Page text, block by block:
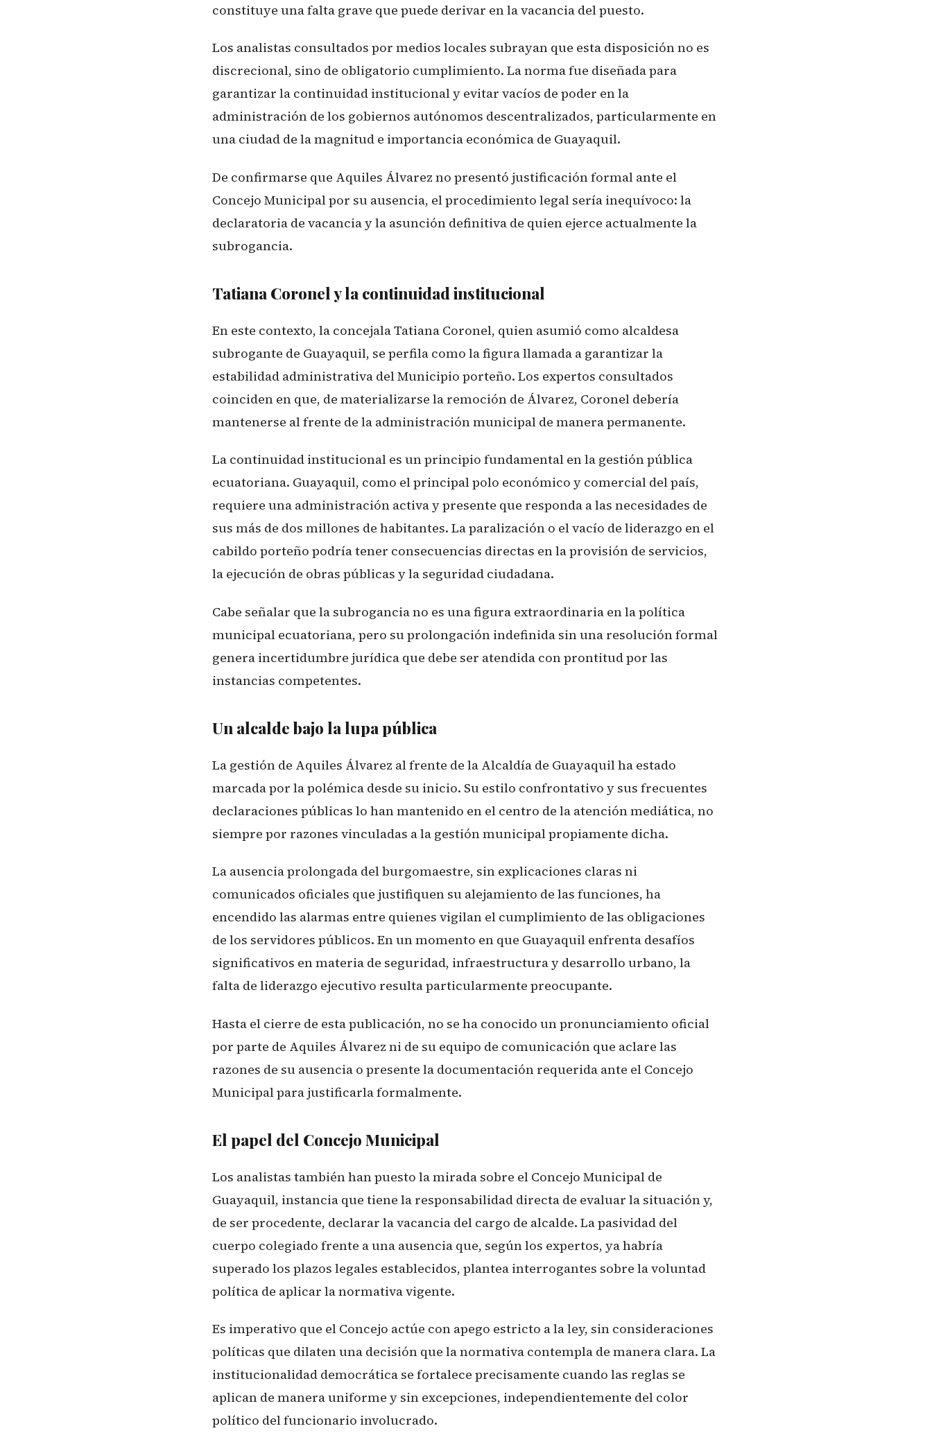
constituye una falta grave que puede derivar en la vacancia del puesto.
Los analistas consultados por medios locales subrayan que esta disposición no es
discrecional, sino de obligatorio cumplimiento. La norma fue diseñada para
garantizar la continuidad institucional y evitar vacíos de poder en la
administración de los gobiernos autónomos descentralizados, particularmente en
una ciudad de la magnitud e importancia económica de Guayaquil.
De confirmarse que Aquiles Álvarez no presentó justificación formal ante el
Concejo Municipal por su ausencia, el procedimiento legal sería inequívoco: la
declaratoria de vacancia y la asunción definitiva de quien ejerce actualmente la
subrogancia.
Tatiana Coronel y la continuidad institucional
En este contexto, la concejala Tatiana Coronel, quien asumió como alcaldesa
subrogante de Guayaquil, se perfila como la figura llamada a garantizar la
estabilidad administrativa del Municipio porteño. Los expertos consultados
coinciden en que, de materializarse la remoción de Álvarez, Coronel debería
mantenerse al frente de la administración municipal de manera permanente.
La continuidad institucional es un principio fundamental en la gestión pública
ecuatoriana. Guayaquil, como el principal polo económico y comercial del país,
requiere una administración activa y presente que responda a las necesidades de
sus más de dos millones de habitantes. La paralización o el vacío de liderazgo en el
cabildo porteño podría tener consecuencias directas en la provisión de servicios,
la ejecución de obras públicas y la seguridad ciudadana.
Cabe señalar que la subrogancia no es una figura extraordinaria en la política
municipal ecuatoriana, pero su prolongación indefinida sin una resolución formal
genera incertidumbre jurídica que debe ser atendida con prontitud por las
instancias competentes.
Un alcalde bajo la lupa pública
La gestión de Aquiles Álvarez al frente de la Alcaldía de Guayaquil ha estado
marcada por la polémica desde su inicio. Su estilo confrontativo y sus frecuentes
declaraciones públicas lo han mantenido en el centro de la atención mediática, no
siempre por razones vinculadas a la gestión municipal propiamente dicha.
La ausencia prolongada del burgomaestre, sin explicaciones claras ni
comunicados oficiales que justifiquen su alejamiento de las funciones, ha
encendido las alarmas entre quienes vigilan el cumplimiento de las obligaciones
de los servidores públicos. En un momento en que Guayaquil enfrenta desafíos
significativos en materia de seguridad, infraestructura y desarrollo urbano, la
falta de liderazgo ejecutivo resulta particularmente preocupante.
Hasta el cierre de esta publicación, no se ha conocido un pronunciamiento oficial
por parte de Aquiles Álvarez ni de su equipo de comunicación que aclare las
razones de su ausencia o presente la documentación requerida ante el Concejo
Municipal para justificarla formalmente.
El papel del Concejo Municipal
Los analistas también han puesto la mirada sobre el Concejo Municipal de
Guayaquil, instancia que tiene la responsabilidad directa de evaluar la situación y,
de ser procedente, declarar la vacancia del cargo de alcalde. La pasividad del
cuerpo colegiado frente a una ausencia que, según los expertos, ya habría
superado los plazos legales establecidos, plantea interrogantes sobre la voluntad
política de aplicar la normativa vigente.
Es imperativo que el Concejo actúe con apego estricto a la ley, sin consideraciones
políticas que dilaten una decisión que la normativa contempla de manera clara. La
institucionalidad democrática se fortalece precisamente cuando las reglas se
aplican de manera uniforme y sin excepciones, independientemente del color
político del funcionario involucrado.